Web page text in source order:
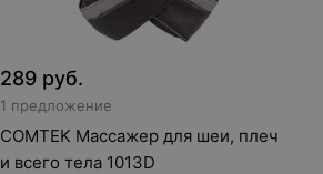
289 руб.
1 предложение
COMTEK Массажер для шеи, плеч
и всего тела 1013D